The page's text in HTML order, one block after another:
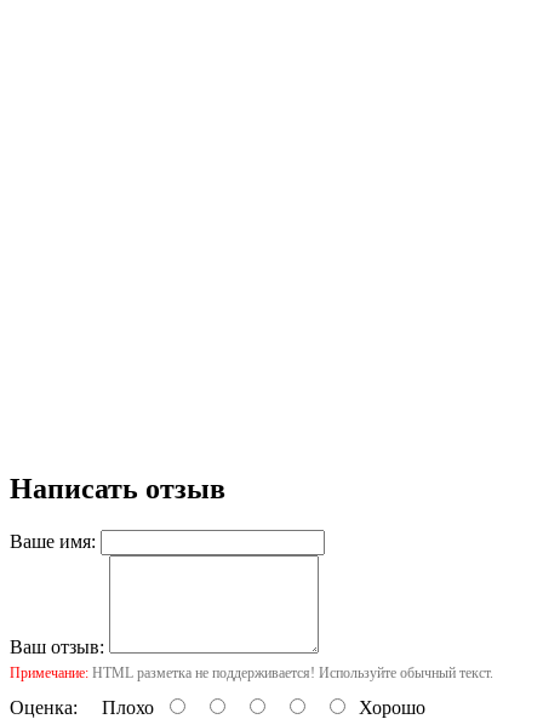
Написать отзыв
Ваше имя:
Ваш отзыв:
Примечание: HTML разметка не поддерживается! Используйте обычный текст.
Оценка: Плохо Хорошо